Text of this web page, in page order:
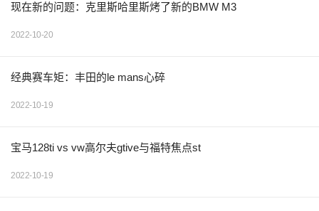
现在新的问题：克里斯哈里斯烤了新的BMW M3
2022-10-20
经典赛车矩：丰田的le mans心碎
2022-10-19
宝马128ti vs vw高尔夫gtive与福特焦点st
2022-10-19